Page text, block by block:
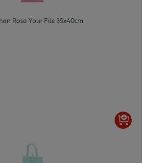
Rosa Your File 35x40cm